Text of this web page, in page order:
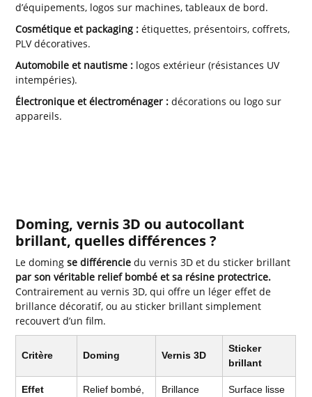
d’équipements, logos sur machines, tableaux de bord.
Cosmétique et packaging :étiquettes, présentoirs, coffrets,
PLV décoratives.
Automobile et nautisme : logos extérieur (résistances UV
intempéries).
Électronique et électroménager : décorations ou logo sur
appareils.
Doming, vernis 3D ou autocollant
brillant, quelles différences ?
Le domingse différencie du vernis 3D et du sticker brillant
par son véritable relief bombé et sa résine protectrice.
Contrairement au vernis 3D, qui offre un léger effet de
brillance décoratif, ou au sticker brillant simplement
recouvert d’un film.
Critère Doming Vernis 3D
Sticker
brillant
Effet
Relief bombé,
Brillance
Surface lisse